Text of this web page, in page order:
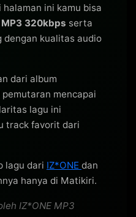
halaman ini kamu bisa
320kbps serta
dengan kualitas audio
dari album
mencapai
lagu ini
track favorit dari
lagu dari IZ*ONE dan
hanya di Matikiri.
IZ*ONE MP3